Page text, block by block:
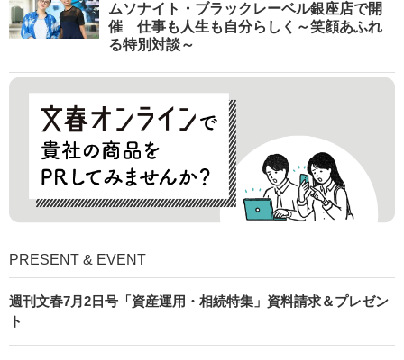
ムソナイト・ブラックレーベル銀座店で開
催 仕事も人生も自分らしく～笑顔あふれ
る特別対談～
PRESENT & EVENT
週刊文春7月2日号「資産運用・相続特集」資料請求＆プレゼン
ト